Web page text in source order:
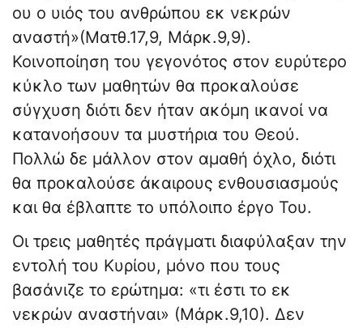
ου ο υιός του ανθρώπου εκ νεκρών
αναστή»(Ματθ.17,9, Μάρκ.9,9).
Κοινοποίηση του γεγονότος στον ευρύτερο
κύκλο των μαθητών θα προκαλούσε
σύγχυση διότι δεν ήταν ακόμη ικανοί να
κατανοήσουν τα μυστήρια του Θεού.
Πολλώ δε μάλλον στον αμαθή όχλο, διότι
θα προκαλούσε άκαιρους ενθουσιασμούς
και θα έβλαπτε το υπόλοιπο έργο Του.
Οι τρεις μαθητές πράγματι διαφύλαξαν την
εντολή του Κυρίου, μόνο που τους
βασάνιζε το ερώτημα: «τι έστι το εκ
νεκρών αναστήναι» (Μάρκ.9,10). Δεν